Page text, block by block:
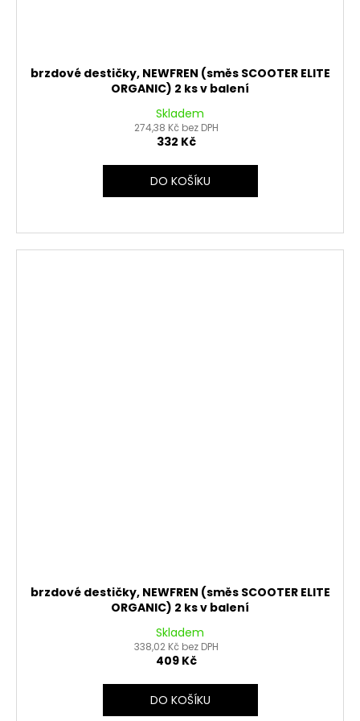
brzdové destičky, NEWFREN (směs SCOOTER ELITE
ORGANIC) 2 ks v balení
Skladem
274,38 Kč bez DPH
332 Kč
DO KOŠÍKU
brzdové destičky, NEWFREN (směs SCOOTER ELITE
ORGANIC) 2 ks v balení
Skladem
338,02 Kč bez DPH
409 Kč
DO KOŠÍKU